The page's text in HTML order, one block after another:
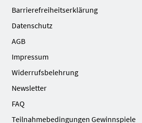
Barrierefreiheitserklärung
Datenschutz
AGB
Impressum
Widerrufsbelehrung
Newsletter
FAQ
Teilnahmebedingungen Gewinnspiele